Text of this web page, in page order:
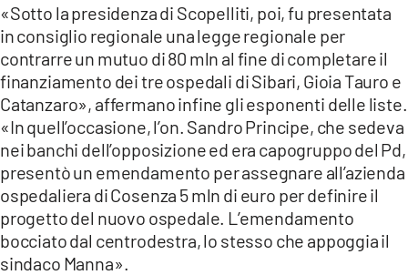
«Sotto la presidenza di Scopelliti, poi, fu presentata
in consiglio regionale una legge regionale per
contrarre un mutuo di 80 mln al fine di completare il
finanziamento dei tre ospedali di Sibari, Gioia Tauro e
Catanzaro», affermano infine gli esponenti delle liste.
«In quell’occasione, l’on. Sandro Principe, che sedeva
nei banchi dell’opposizione ed era capogruppo del Pd,
presentò un emendamento per assegnare all’azienda
ospedaliera di Cosenza 5 mln di euro per definire il
progetto del nuovo ospedale. L’emendamento
bocciato dal centrodestra, lo stesso che appoggia il
sindaco Manna».